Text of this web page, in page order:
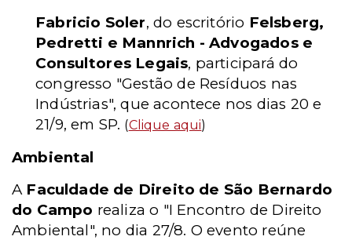
Fabricio Soler, do escritório Felsberg,
Pedretti e Mannrich - Advogados e
Consultores Legais, participará do
congresso "Gestão de Resíduos nas
Indústrias", que acontece nos dias 20 e
21/9, em SP. (Clique aqui)
Ambiental
A Faculdade de Direito de São Bernardo
do Campo realiza o "I Encontro de Direito
Ambiental", no dia 27/8. O evento reúne